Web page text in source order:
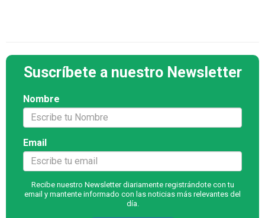
Suscríbete a nuestro Newsletter
Nombre
Email
Recibe nuestro Newsletter diariamente registrándote con tu
email y mantente informado con las noticias más relevantes del
día.